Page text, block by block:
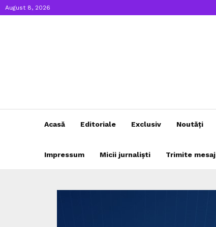
August 8, 2026
Acasă Editoriale Exclusiv Noutăți
Impressum Micii jurnaliști Trimite mesaj